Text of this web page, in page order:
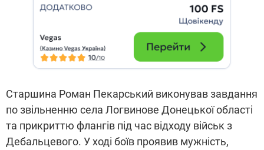
Старшина Роман Пекарський виконував завдання
по звільненню села Логвинове Донецької області
та прикриттю флангів під час відходу військ з
Дебальцевого. У ході боїв проявив мужність,